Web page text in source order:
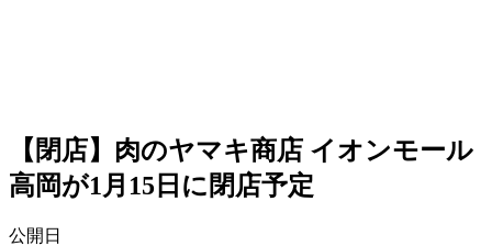
【閉店】肉のヤマキ商店 イオンモール
高岡が1月15日に閉店予定
公開日